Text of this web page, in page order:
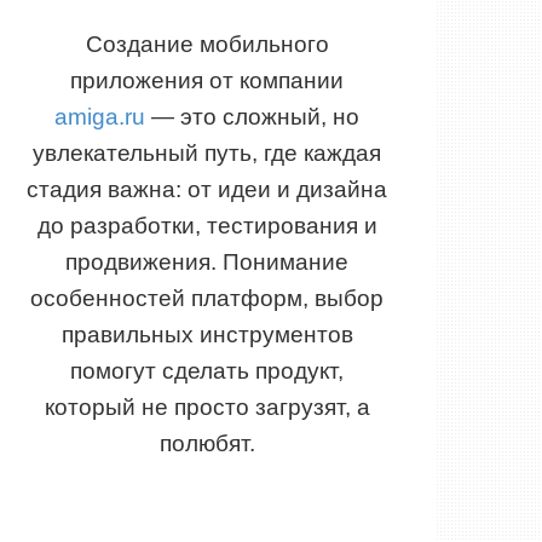
Создание мобильного
приложения от компании
amiga.ru — это сложный, но
увлекательный путь, где каждая
стадия важна: от идеи и дизайна
до разработки, тестирования и
продвижения. Понимание
особенностей платформ, выбор
правильных инструментов
помогут сделать продукт,
который не просто загрузят, а
полюбят.